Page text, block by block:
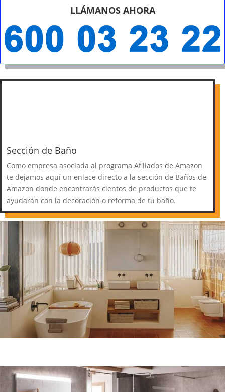
LLÁMANOS AHORA
Sección de Baño
Como empresa asociada al programa Afiliados de Amazon
te dejamos aquí un enlace directo a la sección de Baños de
Amazon donde encontrarás cientos de productos que te
ayudarán con la decoración o reforma de tu baño.